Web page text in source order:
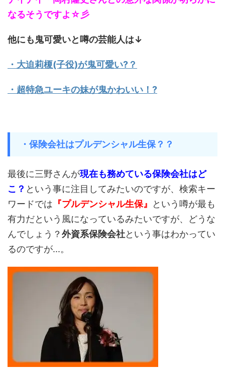
なるそうですよ☆彡
他にも鬼可愛いと噂の芸能人は↓
・大迫莉榎(子役)が鬼可愛い?？
・超特急ユーキの妹が鬼かわいい！?
・保険会社はプルデンシャル生保？？
最後に三野さんが現在も務めている保険会社はど
こ？ という事に注目してみたいのですが、検索キー
ワードでは 『プルデンシャル生保』
という噂が最も
有力だという風になっているみたいですが、どうな
んでしょう？ 外資系保険会社という事はわかってい
るのですが...。